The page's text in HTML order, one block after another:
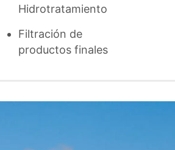
Hidrotratamiento
Filtración de
productos finales